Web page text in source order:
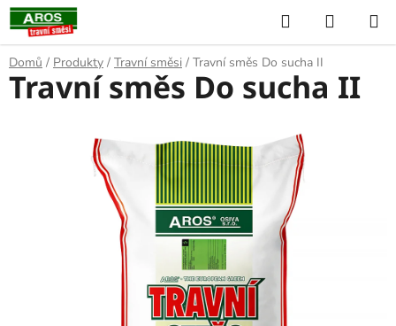
Přejít
na
obsah
Hledat
KOŠÍK
Domů / Produkty / Travní směsi / Travní směs Do sucha II
Travní směs Do sucha II